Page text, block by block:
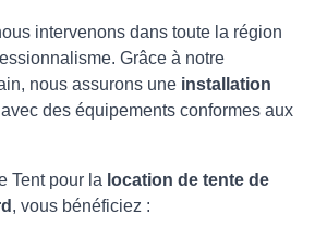
intervenons dans toute la région
Grâce à notre
nous assurons une installation
avec des équipements conformes aux
Tent pour la location de tente de
, vous bénéficiez :